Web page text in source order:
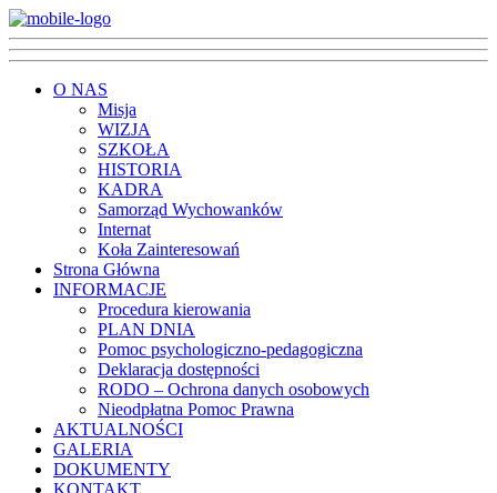
O NAS
Misja
WIZJA
SZKOŁA
HISTORIA
KADRA
Samorząd Wychowanków
Internat
Koła Zainteresowań
Strona Główna
INFORMACJE
Procedura kierowania
PLAN DNIA
Pomoc psychologiczno-pedagogiczna
Deklaracja dostępności
RODO – Ochrona danych osobowych
Nieodpłatna Pomoc Prawna
AKTUALNOŚCI
GALERIA
DOKUMENTY
KONTAKT